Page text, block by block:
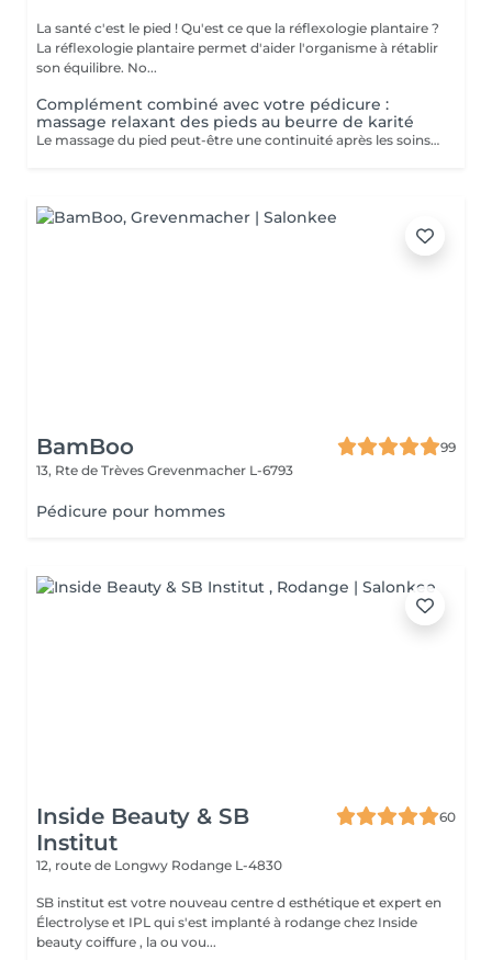
La santé c'est le pied ! Qu'est ce que la réflexologie plantaire ?
La réflexologie plantaire permet d'aider l'organisme à rétablir
son équilibre. No...
Complément combiné avec votre pédicure :
massage relaxant des pieds au beurre de karité
Le massage du pied peut-être une continuité après les soins de pédicure: - Apporte une détente - Evacue tout stress - Stimule la circulation sanguine
BamBoo
99
13, Rte de Trèves Grevenmacher L-6793
Pédicure pour hommes
Inside Beauty & SB
Institut
60
12, route de Longwy Rodange L-4830
SB institut est votre nouveau centre d esthétique et expert en
Électrolyse et IPL qui s'est implanté à rodange chez Inside
beauty coiffure , la ou vou...